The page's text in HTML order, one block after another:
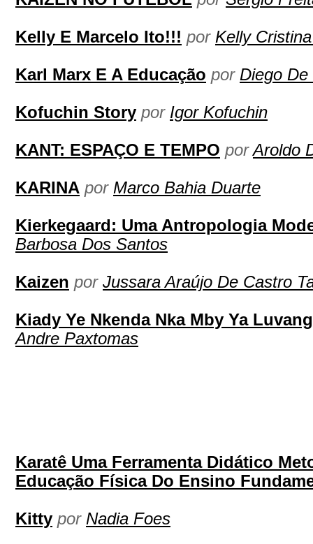
Kelly E Marcelo Ito!!! por Kelly
Karl Marx E A Educação por Diego De
Kofuchin Story por Igor Kofuchin
KANT: ESPAÇO E TEMPO porAroldo
KARINA por Marco Bahia Duarte
Kierkegaard: Uma Antropologia
Barbosa Dos Santos
Kaizen por Jussara Araújo De Castro
Kiady Ye Nkenda Nka Mby Ya
Andre Paxtomas
Karatê Uma Ferramenta Didático
Educação Física Do Ensino
Kitty por Nadia Foes